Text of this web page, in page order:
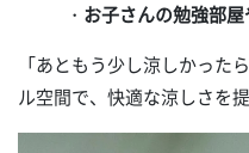
・ お子さんの勉強部
「あともう少し涼しかっ
ル空間で、快適な涼しさを